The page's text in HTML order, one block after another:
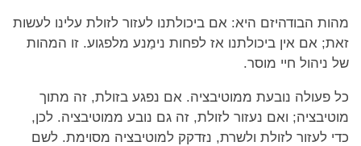
מהות הבודהיזם היא: אם ביכולתנו לעזור לזולת עלינו לעשות
זאת; אם אין ביכולתנו אז לפחות נימַנע מלפגוע. זו המהות
של ניהול חיי מוסר.
כל פעולה נובעת ממוטיבציה. אם נפגע בזולת, זה מתוך
מוטיבציה; ואם נעזור לזולת, זה גם נובע ממוטיבציה. לכן,
כדי לעזור לזולת ולשרת, נזדקק למוטיבציה מסוימת. לשם